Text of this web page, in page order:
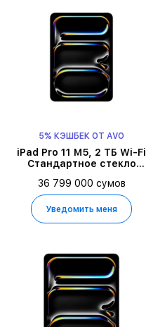
5% КЭШБЕК ОТ AVO
iPad Pro 11 M5, 2 ТБ Wi-Fi
Стандартное стекло
36 799 000 сумов
Уведомить меня